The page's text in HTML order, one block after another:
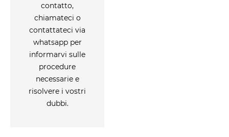
contatto,
chiamateci o
contattateci via
whatsapp per
informarvi sulle
procedure
necessarie e
risolvere i vostri
dubbi.